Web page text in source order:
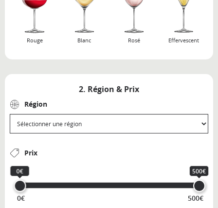
Rouge Blanc Rosé Effervescent
2. Région & Prix
Région
Prix
0€ 500€
0€ 500€